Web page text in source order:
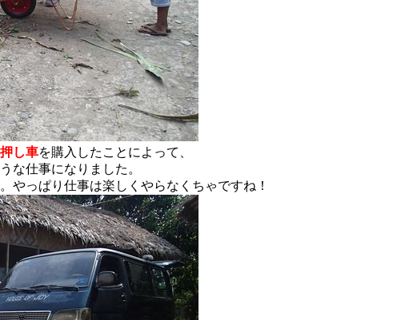
し車を購入したことによって、
な仕事になりました。
やっぱり仕事は楽しくやらなくちゃですね！